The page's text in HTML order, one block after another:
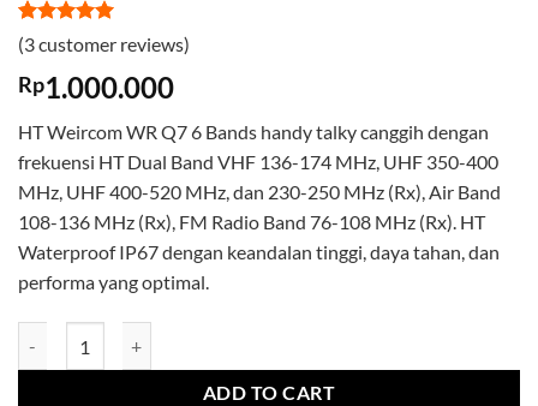
Rated5
out of 5
based on
3
customer
(3customer reviews)
Rp1.000.000
HT Weircom WR Q7 6 Bands handy talky canggih dengan
frekuensi HT Dual Band VHF 136-174 MHz, UHF 350-400
MHz, UHF 400-520 MHz, dan 230-250 MHz (Rx), Air Band
108-136 MHz (Rx), FM Radio Band 76-108 MHz (Rx). HT
Waterproof IP67 dengan keandalan tinggi, daya tahan, dan
performa yang optimal.
ADD TO CART